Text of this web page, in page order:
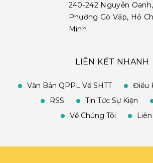
240-242 Nguyễn Oanh,
Phường Gò Vấp, Hồ
Minh
LIÊN KẾT NHANH
Văn Bản QPPL Về SHTT
Điều
RSS
Tin Tức Sự Kiện
Về Chúng Tôi